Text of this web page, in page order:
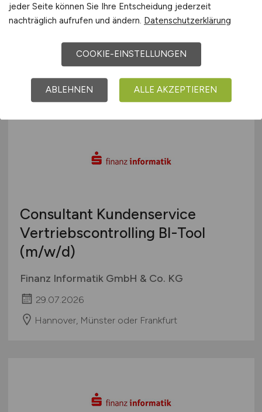
IT Inhouse Consultant(m/w/d)
29.07.2026
Greven
Consultant Kundenservice
Vertriebscontrolling BI-Tool
(m/w/d)
Finanz Informatik GmbH & Co. KG
29.07.2026
Hannover, Münster oder Frankfurt
jeder Seite können Sie Ihre Entscheidung jederzeit
nachträglich aufrufen und ändern. Datenschutzerklärung
COOKIE-EINSTELLUNGEN
ABLEHNEN ALLE AKZEPTIEREN